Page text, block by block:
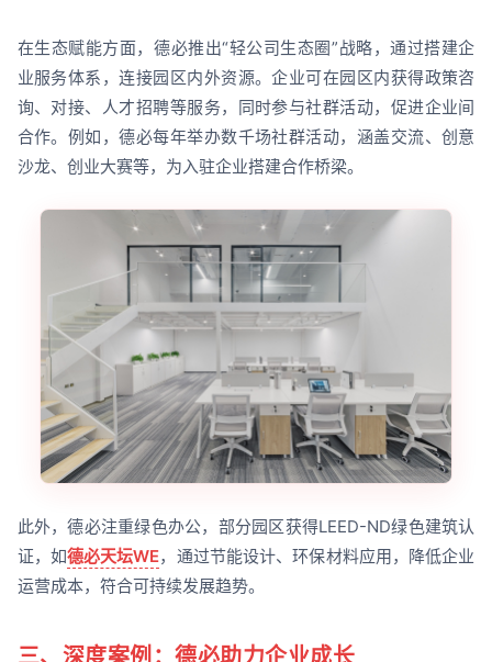
在生态赋能方面，德必推出“轻公司生态圈”战略，通过搭建企
业服务体系，连接园区内外资源。企业可在园区内获得政策咨
询、对接、人才招聘等服务，同时参与社群活动，促进企业间
合作。例如，德必每年举办数千场社群活动，涵盖交流、创意
沙龙、创业大赛等，为入驻企业搭建合作桥梁。
此外，德必注重绿色办公，部分园区获得LEED-ND绿色建筑认
证，如德必天坛WE，通过节能设计、环保材料应用，降低企业
运营成本，符合可持续发展趋势。
三、深度案例：德必助力企业成长